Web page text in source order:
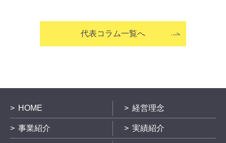
代表コラム一覧へ
HOME 経営理念
事業紹介 実績紹介